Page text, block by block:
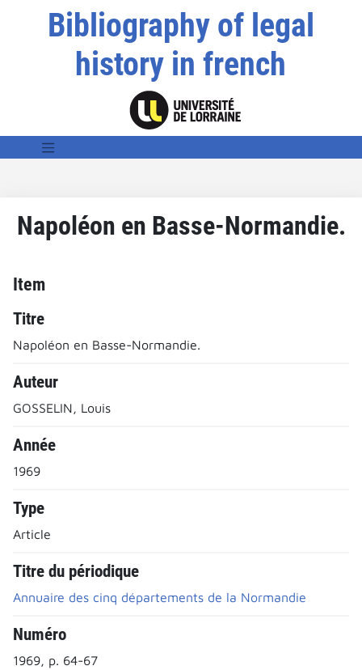
Bibliography of legal
history in french
Napoléon en Basse-Normandie.
Item
Titre
Napoléon en Basse-Normandie.
Auteur
GOSSELIN, Louis
Année
1969
Type
Article
Titre du périodique
Annuaire des cinq départements de la Normandie
Numéro
1969, p. 64-67